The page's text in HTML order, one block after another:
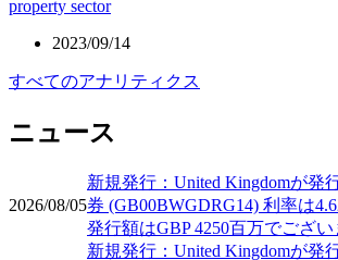
property sector
2023/09/14
すべてのアナリティクス
ニュース
2026/08/05
新規発行：United Kingdomが発
券 (GB00BWGDRG14) 利率は
発行額はGBP 4250百万でござい
新規発行：United Kingdomが発